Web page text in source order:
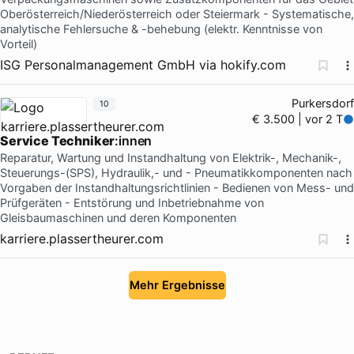
Oberösterreich/Niederösterreich oder Steiermark - Systematische,
analytische Fehlersuche & -behebung (elektr. Kenntnisse von
Vorteil)
ISG Personalmanagement GmbH via hokify.com
Purkersdorf
€ 3.500 | vor 2 T
Service Techniker:innen
Reparatur, Wartung und Instandhaltung von Elektrik-, Mechanik-,
Steuerungs-(SPS), Hydraulik,- und - Pneumatikkomponenten nach
Vorgaben der Instandhaltungsrichtlinien - Bedienen von Mess- und
Prüfgeräten - Entstörung und Inbetriebnahme von
Gleisbaumaschinen und deren Komponenten
karriere.plassertheurer.com
10
Mehr Ergebnisse